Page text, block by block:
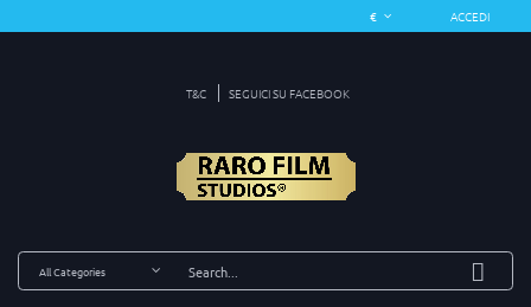
ACCEDI
T&C SEGUICI SU FACEBOOK